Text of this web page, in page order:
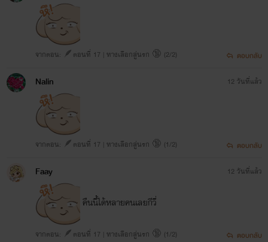
จากตอน: 🪶ตอนที่ 17 | ทางเลือกสู่นรก 🔞 (2/2) ตอบกลับ
Nalin
จากตอน: 🪶ตอนที่ 17 | ทางเลือกสู่นรก 🔞 (1/2)
12 วันที่แล้ว
ตอบกลับ
Faay
คืนนี้ได้หลายคนเลยกีวี่
จากตอน: 🪶ตอนที่ 17 | ทางเลือกสู่นรก 🔞 (1/2)
12 วันที่แล้ว
ตอบกลับ